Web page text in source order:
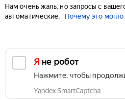
Нам очень жаль, но запросы с
автоматические.
Почему это могло
Я не робот
Нажмите, чтобы
Yandex SmartCaptcha